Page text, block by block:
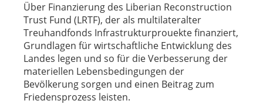
Über Finanzierung des Liberian Reconstruction
Trust Fund (LRTF), der als multilateralter
Treuhandfonds Infrastrukturprouekte finanziert,
Grundlagen für wirtschaftliche Entwicklung des
Landes legen und so für die Verbesserung der
materiellen Lebensbedingungen der
Bevölkerung sorgen und einen Beitrag zum
Friedensprozess leisten.